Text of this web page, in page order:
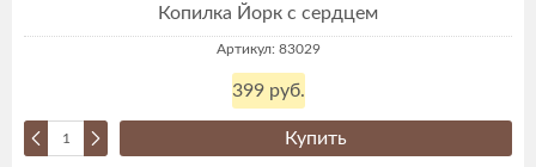
Копилка Йорк с сердцем
Артикул: 83029
399 руб.
Купить